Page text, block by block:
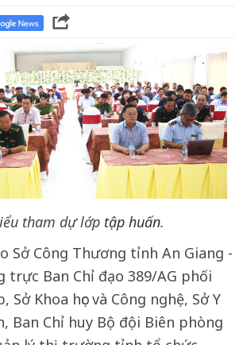
tham dự lớp tập huấn.
Sở Công Thương tỉnh An Giang -
trực Ban Chỉ đạo 389/AG phối
Sở Khoa học và Công nghệ, Sở Y
Ban Chỉ huy Bộ đội Biên phòng